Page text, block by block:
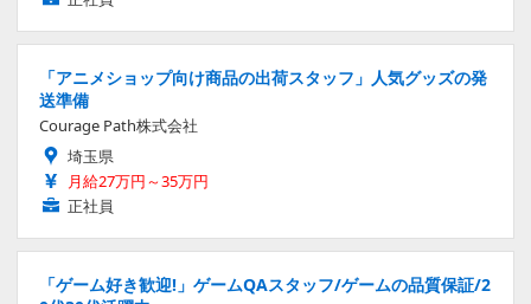
「アニメショップ向け商品の出荷スタッフ」人気グッズの発
送準備
Courage Path株式会社
埼玉県
月給27万円～35万円
正社員
「ゲーム好き歓迎!」ゲームQAスタッフ/ゲームの品質保証/2